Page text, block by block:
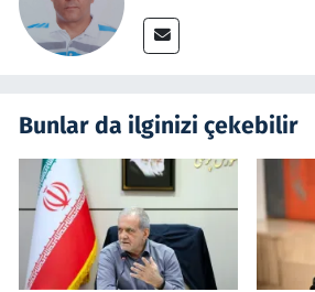
Bunlar da ilginizi çekebilir